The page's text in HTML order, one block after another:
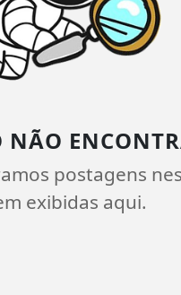
NÃO
postagens
exibidas aqui.